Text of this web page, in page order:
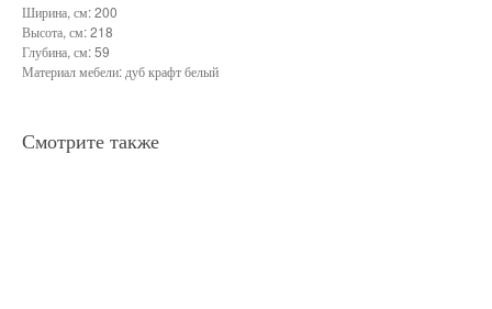
Ширина, см: 200
Высота, см: 218
Глубина, см: 59
Материал мебели: дуб крафт белый
Смотрите также